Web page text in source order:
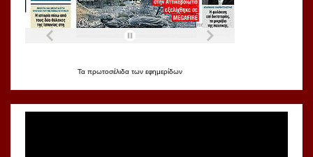
Τα πρωτοσέλιδα των εφημερίδων